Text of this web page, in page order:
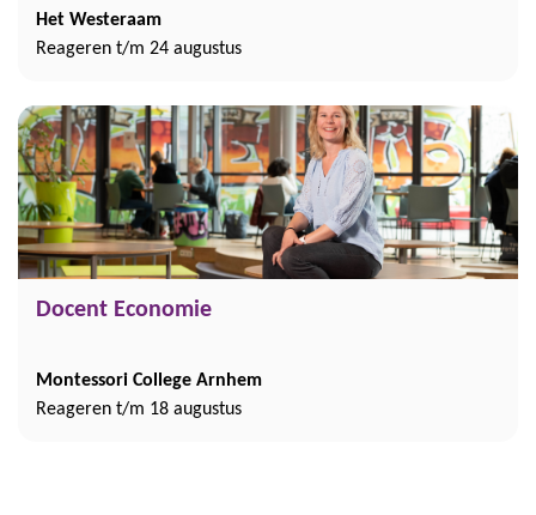
Het Westeraam
Reageren t/m 24 augustus
Docent Economie
Montessori College Arnhem
Reageren t/m 18 augustus